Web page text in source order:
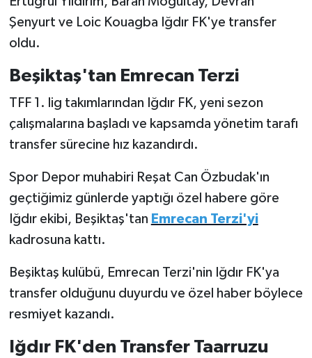
Şenyurt ve Loic Kouagba Iğdır FK'ye transfer
oldu.
Beşiktaş'tan Emrecan Terzi
TFF 1. lig takımlarından Iğdır FK, yeni sezon
çalışmalarına başladı ve kapsamda yönetim tarafı
transfer sürecine hız kazandırdı.
Spor Depor muhabiri Reşat Can Özbudak'ın
geçtiğimiz günlerde yaptığı özel habere göre
Iğdır ekibi, Beşiktaş'tan Emrecan Terzi'yi
kadrosuna kattı.
Beşiktaş kulübü, Emrecan Terzi'nin Iğdır FK'ya
transfer olduğunu duyurdu ve özel haber böylece
resmiyet kazandı.
Iğdır FK'den Transfer Taarruzu
Türkiye Basketbol Ligi
Kadınlar Basketbol Ligi
Diğer Basketbol Ligleri
Formula 1
Atletizm
At Yarışı
Bisiklet
Boks
Güreş